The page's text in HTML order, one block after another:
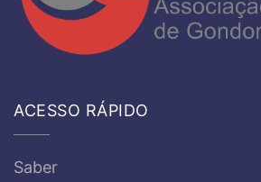
ACESSO RÁPIDO
Saber